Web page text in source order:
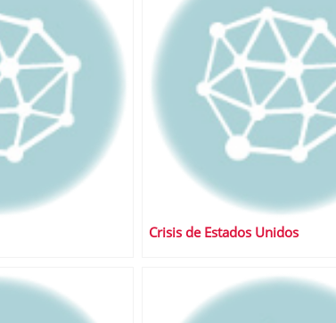
Crisis de Estados Unidos